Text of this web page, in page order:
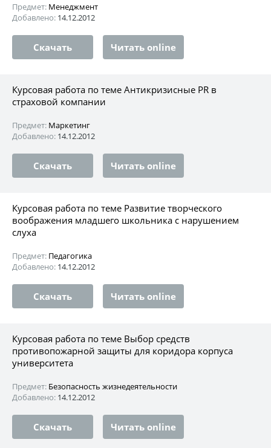
Предмет: Менеджмент
Добавлено: 14.12.2012
Скачать Читать online
Курсовая работа по теме Антикризисные PR в
страховой компании
Предмет: Маркетинг
Добавлено: 14.12.2012
Скачать Читать online
Курсовая работа по теме Развитие творческого
воображения младшего школьника с нарушением
слуха
Предмет: Педагогика
Добавлено: 14.12.2012
Скачать Читать online
Курсовая работа по теме Выбор средств
противопожарной защиты для коридора корпуса
университета
Предмет: Безопасность жизнедеятельности
Добавлено: 14.12.2012
Скачать Читать online